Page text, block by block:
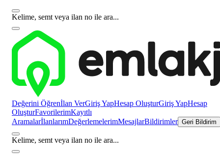
Kelime, semt veya ilan no ile ara...
Değerini Öğrenİlan VerGiriş YapHesap OluşturGiriş YapHesap
OluşturFavorilerimKayıtlı
AramalarİlanlarımDeğerlemelerimMesajlarBildirimler Geri Bildirim
Kelime, semt veya ilan no ile ara...